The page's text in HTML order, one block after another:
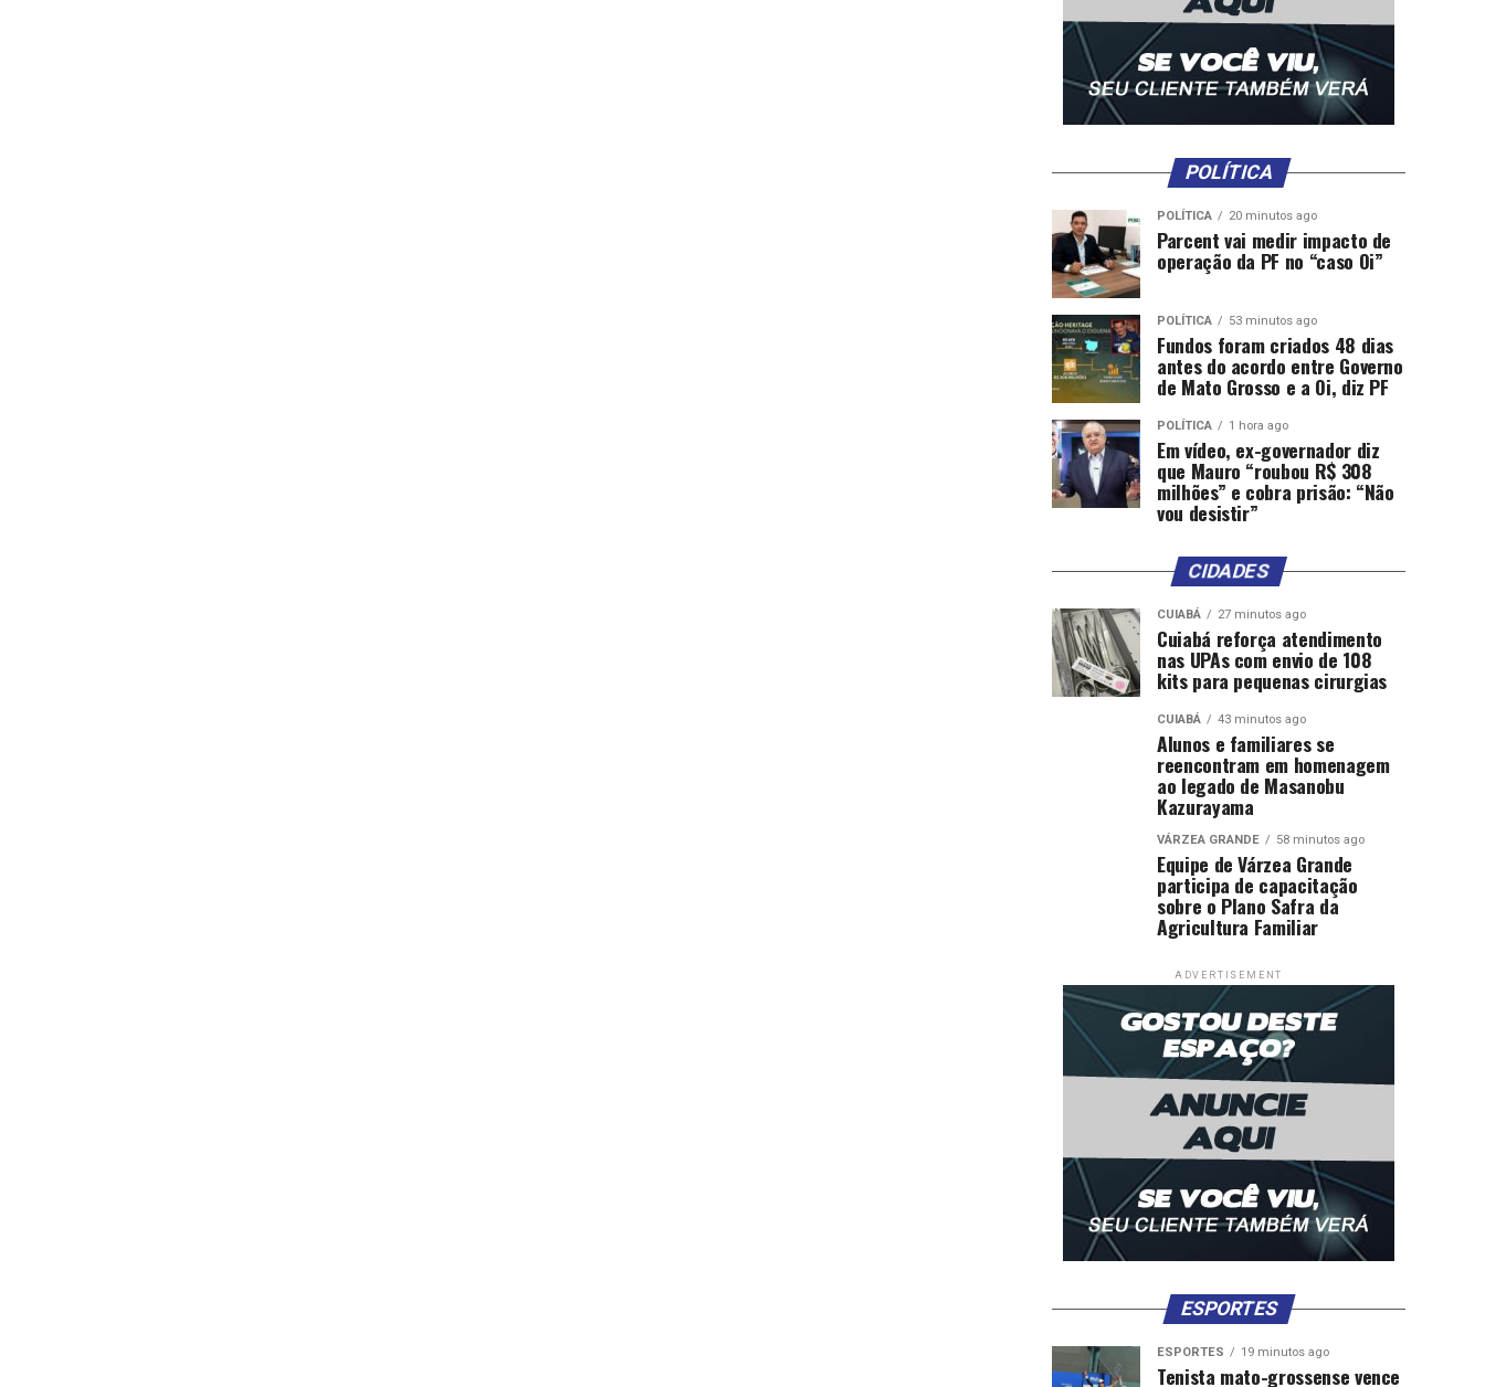
POLÍTICA
POLÍTICA 20 minutos ago
Parcent vai medir impacto de
operação da PF no “caso Oi”
POLÍTICA 53 minutos ago
Fundos foram criados 48 dias
antes do acordo entre Governo
de Mato Grosso e a Oi, diz PF
POLÍTICA 1 hora ago
Em vídeo, ex-governador diz
que Mauro “roubou R$ 308
milhões” e cobra prisão: “Não
vou desistir”
CIDADES
CUIABÁ 27 minutos ago
Cuiabá reforça atendimento
nas UPAs com envio de 108
kits para pequenas cirurgias
CUIABÁ 43 minutos ago
Alunos e familiares se
reencontram em homenagem
ao legado de Masanobu
Kazurayama
VÁRZEA GRANDE 58 minutos ago
Equipe de Várzea Grande
participa de capacitação
sobre o Plano Safra da
Agricultura Familiar
ADVERTISEMENT
ESPORTES
ESPORTES 19 minutos ago
Tenista mato-grossense vence